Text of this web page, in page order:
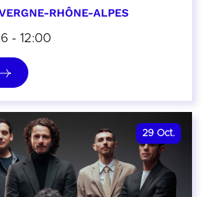
RHÔNE-ALPES
- 12:00
29 Oct.